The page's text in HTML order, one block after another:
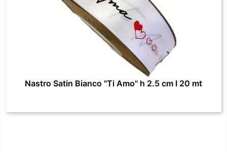
Nastro Satin Bianco "Ti Amo" h 2.5 cm l 20 mt